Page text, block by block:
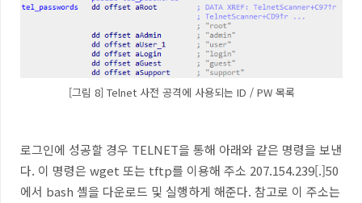
[그림 8] Telnet 사전 공격에 사용되는 ID / PW 목록
로그인에 성공할 경우 TELNET을 통해 아래와 같은 명령을 보낸
다. 이 명령은 wget 또는 tftp를 이용해 주소 207.154.239[.]50
에서 bash 셸을 다운로드 및 실행하게 해준다. 참고로 이 주소는